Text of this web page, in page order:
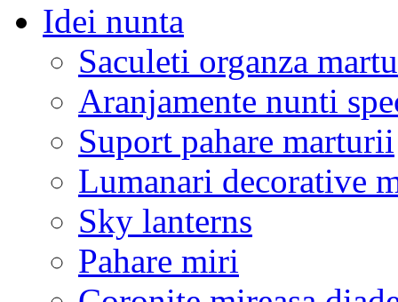
Idei nunta
Saculeti organza
Aranjamente nunti
Suport pahare marturii
Lumanari decorative
Sky lanterns
Pahare miri